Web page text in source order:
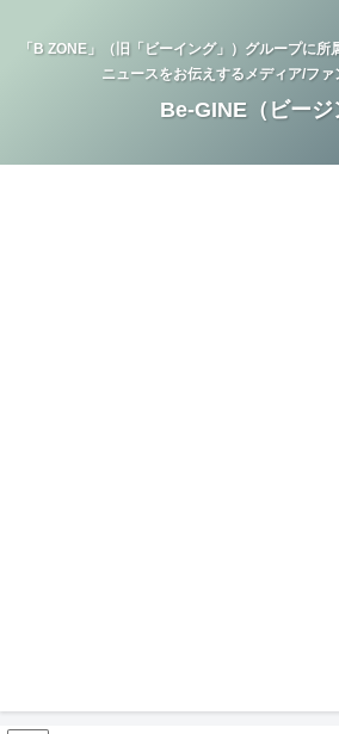
「B ZONE」（旧「ビーイング」）グループに
ニュースをお伝えするメディア/ファ
Be-GINE（ビージ